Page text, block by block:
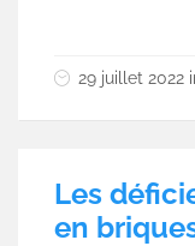
29 juillet 2022
Les
en